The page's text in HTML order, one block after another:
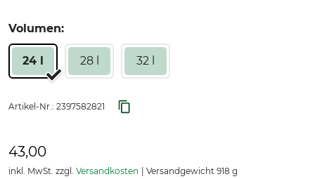
Volumen:
24 l 28 l 32 l
Artikel-Nr.: 2397582821
43,00
inkl. MwSt. zzgl. Versandkosten Versandgewicht 918 g